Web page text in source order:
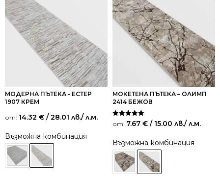
МОДЕРНА ПЪТЕКА - ЕСТЕР
1907 КРЕМ
от: 14.32 € / 28.01 лв./ л.м.
Възможна комбинация
МОКЕТЕНА ПЪТЕКА – ОЛИМП
2414 БЕЖОВ
Оценено на
5.00
от: 7.67 € / 15.00 лв./ л.м.
Възможна комбинация